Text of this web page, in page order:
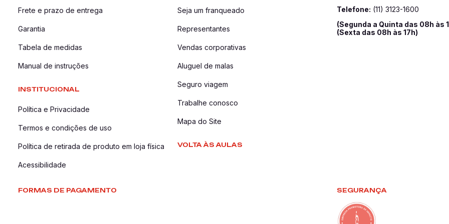
Frete e prazo de entrega
Garantia
Tabela de medidas
Manual de instruções
INSTITUCIONAL
Política e Privacidade
Termos e condições de uso
Política de retirada de produto em loja física
Acessibilidade
Seja um franqueado
Representantes
Vendas corporativas
Aluguel de malas
Seguro viagem
Trabalhe conosco
Mapa do Site
VOLTA ÀS AULAS
Telefone: (11) 3123-1600
(Segunda a Quinta das 08h às
(Sexta das 08h às 17h)
FORMAS DE PAGAMENTO SEGURANÇA